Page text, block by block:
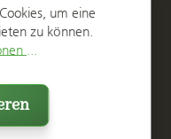
um eine
zu können.
...